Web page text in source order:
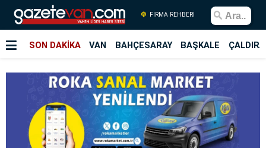
FİRMA REHBERİ
SON DAKİKA VAN BAHÇESARAY BAŞKALE